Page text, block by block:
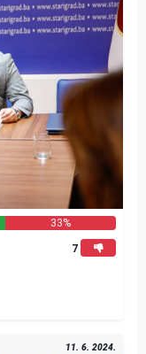
33%
7
11. 6. 2024.